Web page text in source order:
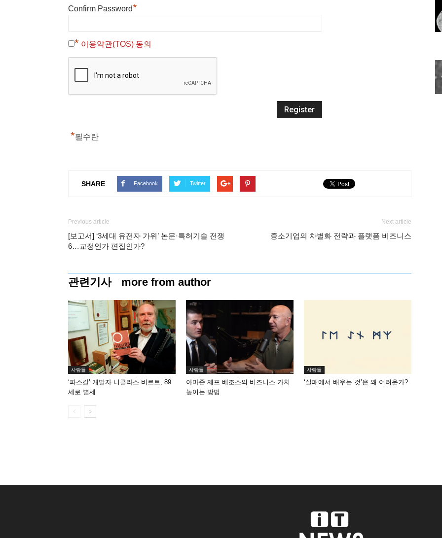
Confirm Password*
* 이용약관(TOS) 동의
*필수란
SHARE Facebook Twitter
Previous article
[보고서] ‘3세대 유전자 가위’ 논문·특허기술 전쟁
6…교정인가 편집인가?
Next article
중소기업의 차별화 전략과 플랫폼 비즈니스
관련기사 more from author
사람들
‘파스칼’ 개발자 니클라스 비르트, 89
세로 별세
사람들
아마존 제프 베조스의 비즈니스 가치
높이는 방법
사람들
‘실패에서 배우는 것’은 왜 어려운가?